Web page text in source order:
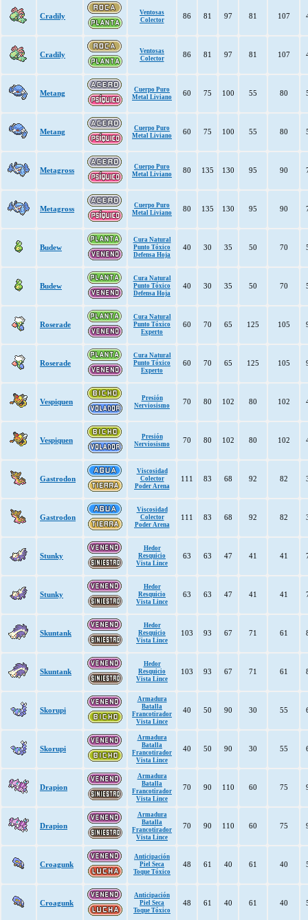
Cradily
Ventosas
Colector
86 81 97 81 107
Cradily
Ventosas
Colector
86 81 97 81 107
Metang
Cuerpo Puro
Metal Liviano
60 75 100 55 80
Metang
Cuerpo Puro
Metal Liviano
60 75 100 55 80
Metagross
Cuerpo Puro
Metal Liviano
80 135 130 95 90
Metagross
Cuerpo Puro
Metal Liviano
80 135 130 95 90
Budew
Cura Natural
Punto Tóxico
Defensa Hoja
40 30 35 50 70
Budew
Cura Natural
Punto Tóxico
Defensa Hoja
40 30 35 50 70
Roserade
Cura Natural
Punto Tóxico
Experto
60 70 65 125 105
Roserade
Cura Natural
Punto Tóxico
Experto
60 70 65 125 105
Vespiquen
Presión
Nerviosismo
70 80 102 80 102
Vespiquen
Presión
Nerviosismo
70 80 102 80 102
Gastrodon
Viscosidad
Colector
Poder Arena
111 83 68 92 82
Gastrodon
Viscosidad
Colector
Poder Arena
111 83 68 92 82
Stunky
Hedor
Resquicio
Vista Lince
63 63 47 41 41
Stunky
Hedor
Resquicio
Vista Lince
63 63 47 41 41
Skuntank
Hedor
Resquicio
Vista Lince
103 93 67 71 61
Skuntank
Hedor
Resquicio
Vista Lince
103 93 67 71 61
Skorupi
Armadura
Batalla
Francotirador
Vista Lince
40 50 90 30 55
Skorupi
Armadura
Batalla
Francotirador
Vista Lince
40 50 90 30 55
Drapion
Armadura
Batalla
Francotirador
Vista Lince
70 90 110 60 75
Drapion
Armadura
Batalla
Francotirador
Vista Lince
70 90 110 60 75
Croagunk
Anticipación
Piel Seca
Toque Tóxico
48 61 40 61 40
Croagunk
Anticipación
Piel Seca
Toque Tóxico
48 61 40 61 40